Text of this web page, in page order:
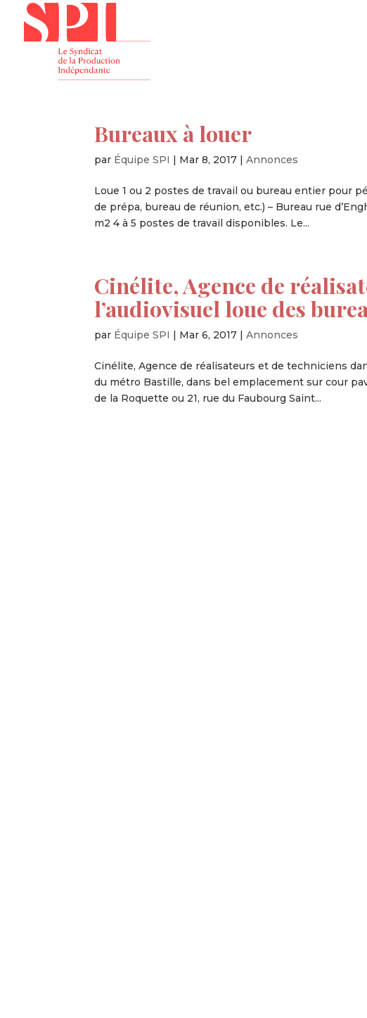
Bureaux à louer
par Équipe SPI | Mar 8, 2017 |Annonces
Loue 1 ou 2 postes de travail ou bureau entier pour
de prépa, bureau de réunion, etc.) – Bureau rue
m2 4 à 5 postes de travail disponibles. Le...
Cinélite, Agence de
l’audiovisuel loue des
par Équipe SPI | Mar 6, 2017 |Annonces
Cinélite, Agence de réalisateurs et de techniciens
du métro Bastille, dans bel emplacement sur cour
de la Roquette ou 21, rue du Faubourg Saint...